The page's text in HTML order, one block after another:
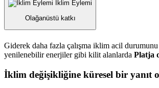
İklim Eylemi
Olağanüstü katkı
Giderek daha fazla çalışma iklim acil
yenilenebilir enerjiler gibi kilit alanlarda Platja
İklim değişikliğine küresel bir yanıt